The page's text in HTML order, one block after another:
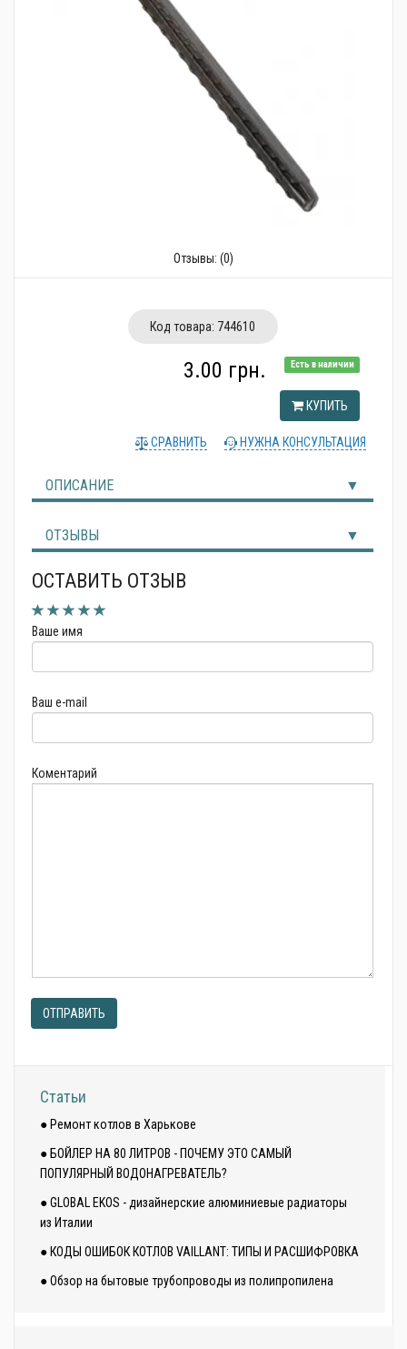
Отзывы: (0)
Код товара: 744610
Есть в наличии
3.00 грн.
КУПИТЬ
СРАВНИТЬ НУЖНА КОНСУЛЬТАЦИЯ
ОПИСАНИЕ
ОТЗЫВЫ
ОСТАВИТЬ ОТЗЫВ
Ваше имя
Ваш e-mail
Коментарий
ОТПРАВИТЬ
Статьи
● Ремонт котлов в Харькове
● БОЙЛЕР НА 80 ЛИТРОВ - ПОЧЕМУ ЭТО САМЫЙ
ПОПУЛЯРНЫЙ ВОДОНАГРЕВАТЕЛЬ?
● GLOBAL EKOS - дизайнерские алюминиевые радиаторы
из Италии
● КОДЫ ОШИБОК КОТЛОВ VAILLANT: ТИПЫ И РАСШИФРОВКА
● Обзор на бытовые трубопроводы из полипропилена
Трубопроводная арматура